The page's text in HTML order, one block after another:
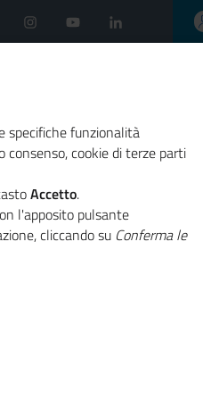
Ti
specifiche funzionalità
consenso, cookie di terze parti
Accetto.
l'apposito pulsante
cliccando su Conferma le